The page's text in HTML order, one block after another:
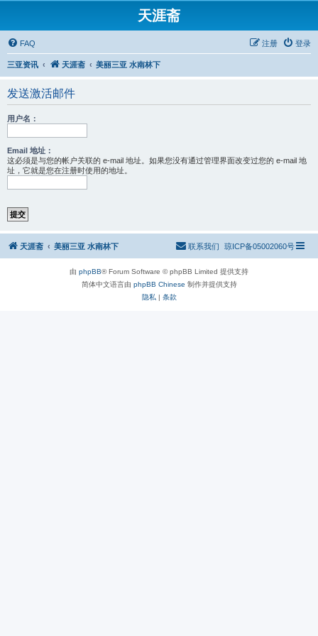
天涯斋
FAQ 登录
注册
三亚资讯 天涯斋 美丽三亚 水南林下
发送激活邮件
用户名：
Email 地址：
这必须是与您的帐户关联的 e-mail 地址。如果您没有通过管理界面改变过您的 e-mail 地
址，它就是您在注册时使用的地址。
天涯斋 美丽三亚 水南林下 琼ICP备05002060号
联系我们
由 phpBB® Forum Software © phpBB Limited 提供支持
简体中文语言由 phpBB Chinese 制作并提供支持
隐私 | 条款